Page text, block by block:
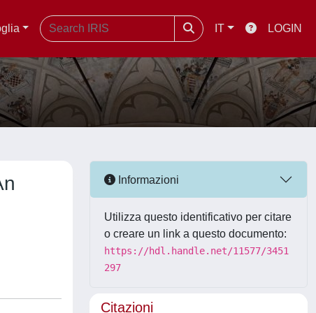
IT LOGIN
Informazioni
Utilizza questo identificativo per citare
o creare un link a questo documento:
https://hdl.handle.net/11577/3451
297
Citazioni